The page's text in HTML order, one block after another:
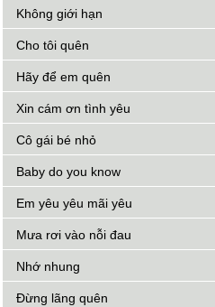
Không giới hạn
Cho tôi quên
Hãy để em quên
Xin cám ơn tình yêu
Cô gái bé nhỏ
Baby do you know
Em yêu yêu mãi yêu
Mưa rơi vào nỗi đau
Nhớ nhung
Đừng lãng quên